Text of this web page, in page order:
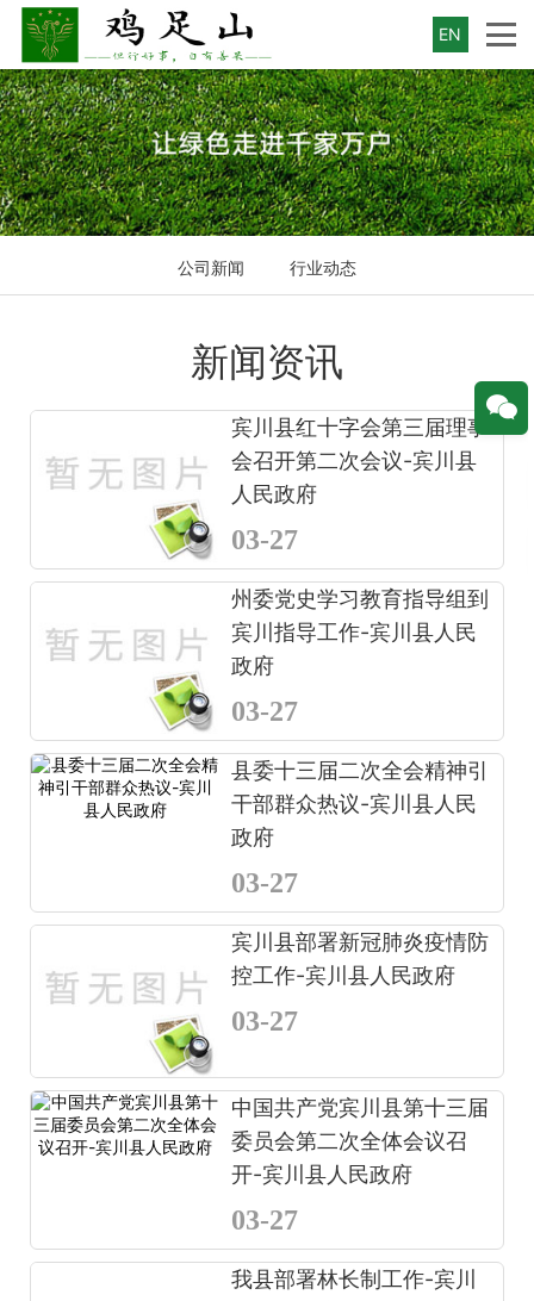
EN
公司新闻 行业动态
新闻资讯
宾川县红十字会第三届理事
会召开第二次会议-宾川县
人民政府
03-27
州委党史学习教育指导组到
宾川指导工作-宾川县人民
政府
03-27
县委十三届二次全会精神引
干部群众热议-宾川县人民
政府
03-27
宾川县部署新冠肺炎疫情防
控工作-宾川县人民政府
03-27
中国共产党宾川县第十三届
委员会第二次全体会议召
开-宾川县人民政府
03-27
我县部署林长制工作-宾川